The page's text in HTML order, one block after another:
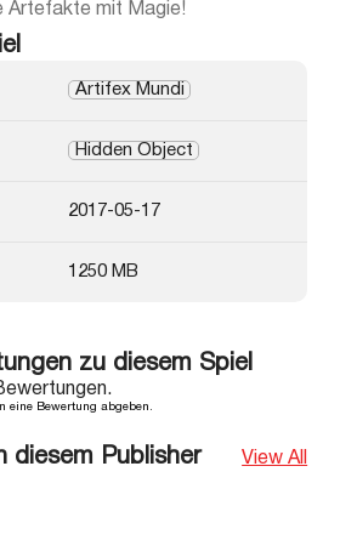
Artefakte mit Magie!
Artifex Mundi
Hidden Object
2017-05-17
1250 MB
zu diesem Spiel
eine Bewertung abgeben.
diesem Publisher View All